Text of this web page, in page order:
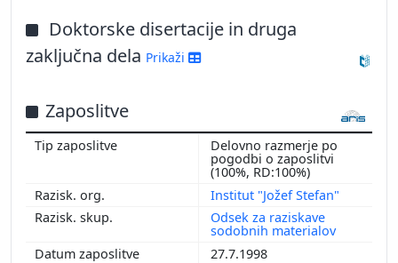
Doktorske disertacije in druga
zaključna dela Prikaži
Zaposlitve
Delovno razmerje po
pogodbi o zaposlitvi
(100%, RD:100%)
Institut "Jožef Stefan"
Odsek za raziskave
sodobnih materialov
27.7.1998